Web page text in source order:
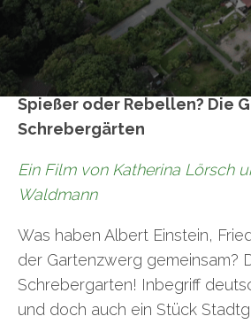
Spießer oder Rebellen? Die
Schrebergärten
Ein Film von Katherina Lörsch
Waldmann
Was haben Albert Einstein,
der Gartenzwerg gemeinsam?
Schrebergarten! Inbegriff
und doch auch ein Stück